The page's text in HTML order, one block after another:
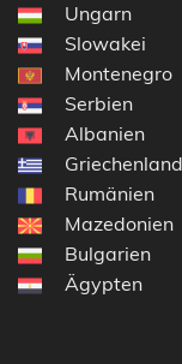
Ungarn
Slowakei
Montenegro
Serbien
Albanien
Griechenland
Rumänien
Mazedonien
Bulgarien
Ägypten